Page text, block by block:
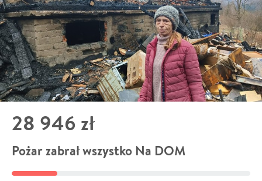
28 946 zł
Pożar zabrał wszystko Na DOM